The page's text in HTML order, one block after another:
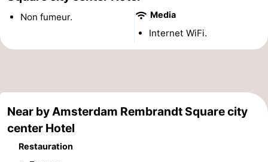
Lieux
Monuments
-
Églises
-
Points
Attractions
Non fumeur. Media
Internet WiFi.
Near by Amsterdam Rembrandt Square city
center Hotel
Restauration